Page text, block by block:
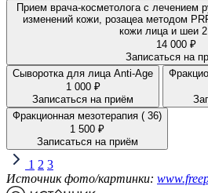
Прием врача-косметолога с лечением
изменений кожи, розацеа методом
кожи лица и шеи
14 000 ₽
Записаться на
Сыворотка для лица Anti-Age
1 000 ₽
Записаться на приём
Фракционная мезотерапия ( 36)
1 500 ₽
Записаться на приём
1 2 3
Источник фото/картинки: